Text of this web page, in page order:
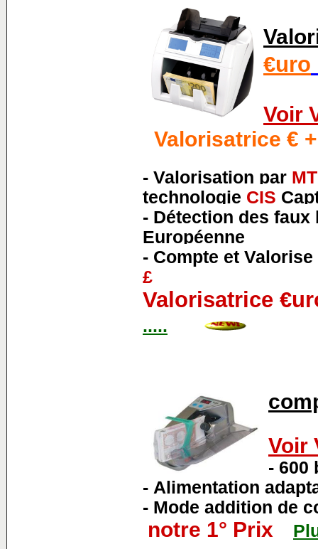
€uro
Voir
Valorisatrice €
- Valorisation par MT
technologie CIS
- Détection des faux
Européenne
- Compte et
£
Valorisatrice
.....
Voir
- 600
- Alimentation
- Mode addition de
notre 1° Prix